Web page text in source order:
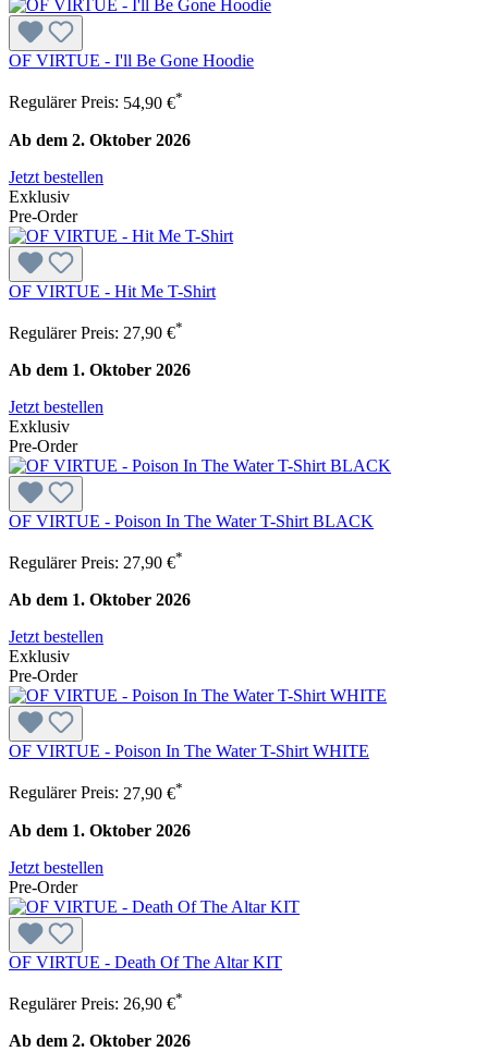
OF VIRTUE - I'll Be Gone Hoodie
Regulärer Preis: 54,90 €*
Ab dem 2. Oktober 2026
Jetzt bestellen
Exklusiv
Pre-Order
OF VIRTUE - Hit Me T-Shirt
Regulärer Preis: 27,90 €*
Ab dem 1. Oktober 2026
Jetzt bestellen
Exklusiv
Pre-Order
OF VIRTUE - Poison In The Water T-Shirt BLACK
Regulärer Preis: 27,90 €*
Ab dem 1. Oktober 2026
Jetzt bestellen
Exklusiv
Pre-Order
OF VIRTUE - Poison In The Water T-Shirt WHITE
Regulärer Preis: 27,90 €*
Ab dem 1. Oktober 2026
Jetzt bestellen
Pre-Order
OF VIRTUE - Death Of The Altar KIT
Regulärer Preis: 26,90 €*
Ab dem 2. Oktober 2026